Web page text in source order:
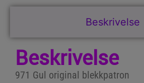
Beskrivelse
Beskrivelse
971 Gul original blekkpatron